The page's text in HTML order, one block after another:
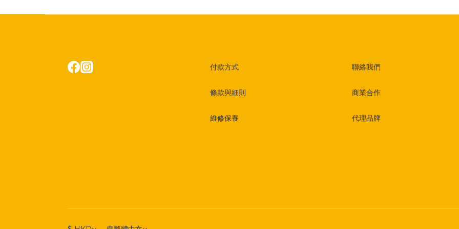
付款方式
條款與細則
維修保養
聯絡我們
商業合作
代理品牌